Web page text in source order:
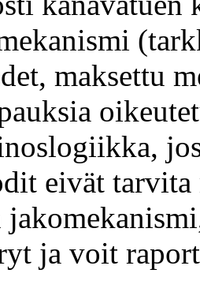
maksettu
eivät tarvita
ja voit